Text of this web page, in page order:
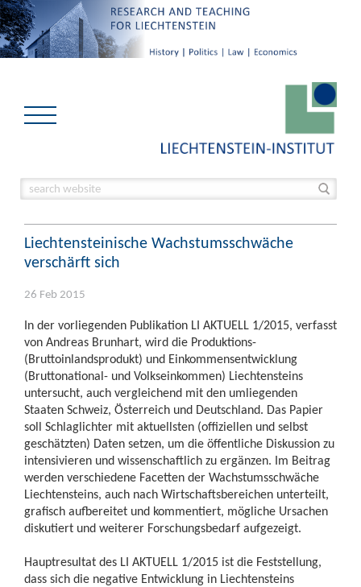
Liechtensteinische Wachstumsschwäche
verschärft sich
26 Feb 2015
In der vorliegenden Publikation LI AKTUELL 1/2015, verfasst
von Andreas Brunhart, wird die Produktions-
(Bruttoinlandsprodukt) und Einkommensentwicklung
(Bruttonational- und Volkseinkommen) Liechtensteins
untersucht, auch vergleichend mit den umliegenden
Staaten Schweiz, Österreich und Deutschland. Das Papier
soll Schlaglichter mit aktuellsten (offiziellen und selbst
geschätzten) Daten setzen, um die öffentliche Diskussion zu
intensivieren und wissenschaftlich zu ergänzen. Im Beitrag
werden verschiedene Facetten der Wachstumsschwäche
Liechtensteins, auch nach Wirtschaftsbereichen unterteilt,
grafisch aufbereitet und kommentiert, mögliche Ursachen
diskutiert und weiterer Forschungsbedarf aufgezeigt.
Hauptresultat des LI AKTUELL 1/2015 ist die Feststellung,
dass sich die negative Entwicklung in Liechtensteins